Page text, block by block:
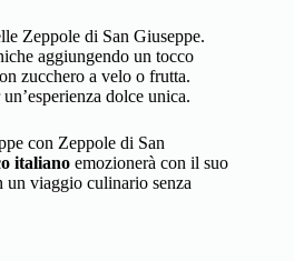
Zeppole di San Giuseppe.
aggiungendo un tocco
zucchero a velo o frutta.
dolce unica.
con Zeppole di San
italiano emozionerà con il suo
un viaggio culinario senza